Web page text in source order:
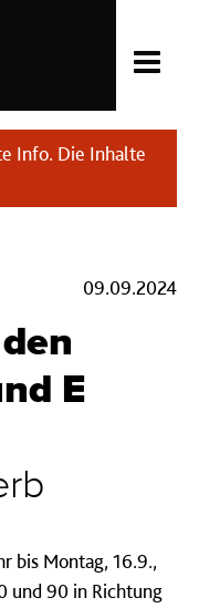
Info. Die Inhalte
09.09.2024
E
bis Montag, 16.9.,
und 90 in Richtung